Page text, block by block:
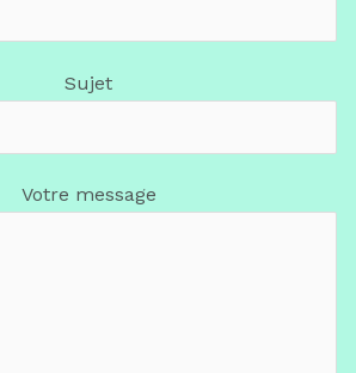
Sujet
Votre message